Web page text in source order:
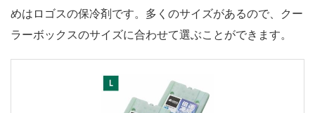
めはロゴスの保冷剤です。多くのサイズがあるので、クー
ラーボックスのサイズに合わせて選ぶことができます。